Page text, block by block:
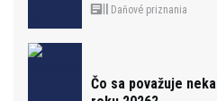
Daňové priznania
Čo sa považuje